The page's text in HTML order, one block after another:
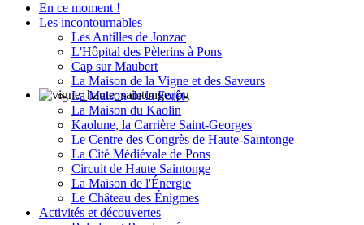
En ce moment !
Les incontournables
Les Antilles de Jonzac
L'Hôpital des Pèlerins à Pons
Cap sur Maubert
La Maison de la Vigne et des Saveurs
La Maison de la Forêt
La Maison du Kaolin
Kaolune, la Carrière Saint-Georges
Le Centre des Congrès de Haute-Saintonge
La Cité Médiévale de Pons
Circuit de Haute Saintonge
La Maison de l'Énergie
Le Château des Énigmes
Activités et découvertes